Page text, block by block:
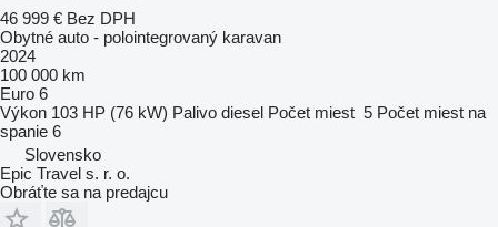
46 999 € Bez DPH
Obytné auto - polointegrovaný karavan
2024
100 000 km
Euro 6
Výkon 103 HP (76 kW) Palivo diesel Počet miest 5 Počet miest na
spanie 6
Slovensko
Epic Travel s. r. o.
Obráťte sa na predajcu